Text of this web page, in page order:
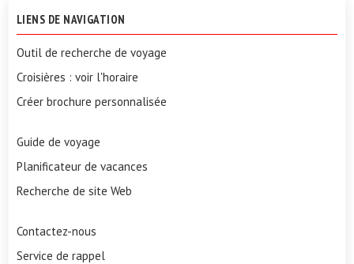
LIENS DE NAVIGATION
Outil de recherche de voyage
Croisières : voir l'horaire
Créer brochure personnalisée
Guide de voyage
Planificateur de vacances
Recherche de site Web
Contactez-nous
Service de rappel